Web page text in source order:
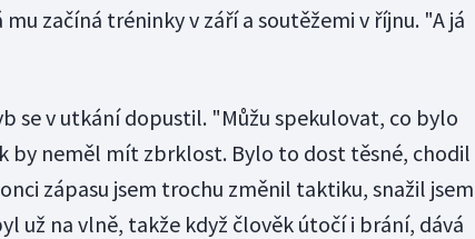
začíná tréninky v září a soutěžemi v říjnu. "A já
se v utkání dopustil. "Můžu spekulovat, co bylo
by neměl mít zbrklost. Bylo to dost těsné, chodil
zápasu jsem trochu změnil taktiku, snažil jsem
už na vlně, takže když člověk útočí i brání, dává